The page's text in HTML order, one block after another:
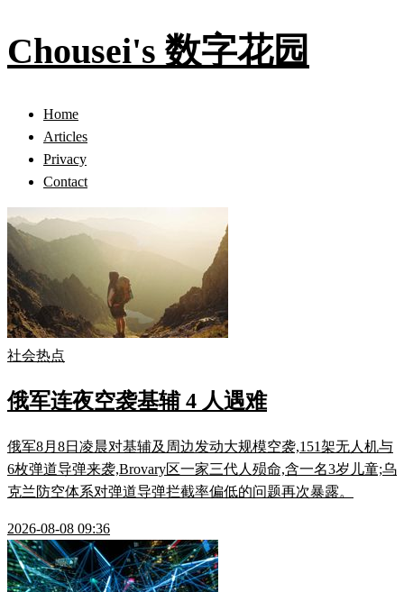
Chousei's 数字花园
Home
Articles
Privacy
Contact
社会热点
俄军连夜空袭基辅 4 人遇难
俄军8月8日凌晨对基辅及周边发动大规模空袭,151架无人机与
6枚弹道导弹来袭,Brovary区一家三代人殒命,含一名3岁儿童;乌
克兰防空体系对弹道导弹拦截率偏低的问题再次暴露。
2026-08-08 09:36